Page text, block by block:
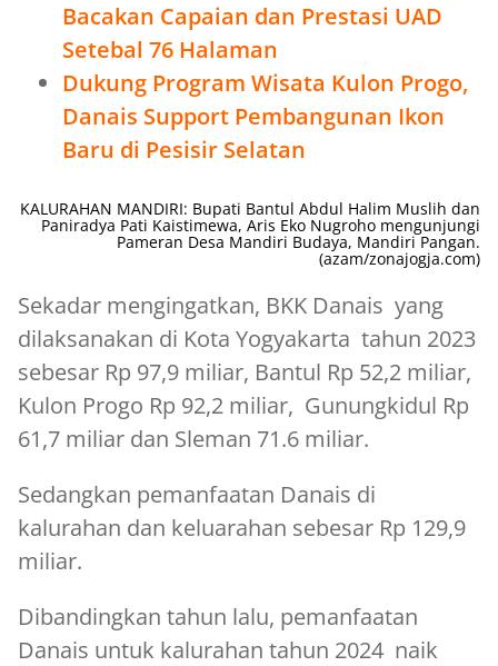
Bacakan Capaian dan Prestasi UAD
Setebal 76 Halaman
Dukung Program Wisata Kulon Progo,
Danais Support Pembangunan Ikon
Baru di Pesisir Selatan
KALURAHAN MANDIRI: Bupati Bantul Abdul Halim Muslih dan
Paniradya Pati Kaistimewa, Aris Eko Nugroho mengunjungi
Pameran Desa Mandiri Budaya, Mandiri Pangan.
(azam/zonajogja.com)
Sekadar mengingatkan, BKK Danais yang
dilaksanakan di Kota Yogyakarta tahun 2023
sebesar Rp 97,9 miliar, Bantul Rp 52,2 miliar,
Kulon Progo Rp 92,2 miliar, Gunungkidul Rp
61,7 miliar dan Sleman 71.6 miliar.
Sedangkan pemanfaatan Danais di
kalurahan dan keluarahan sebesar Rp 129,9
miliar.
Dibandingkan tahun lalu, pemanfaatan
Danais untuk kalurahan tahun 2024 naik